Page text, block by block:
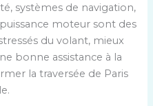
systèmes de navigation,
moteur sont des
du volant, mieux
bonne assistance à la
la traversée de Paris